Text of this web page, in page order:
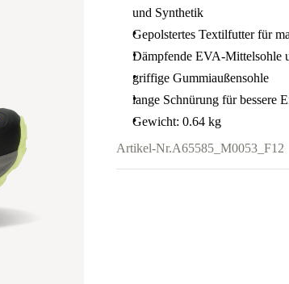
und Synthetik
Gepolstertes Textilfutter für
Dämpfende EVA-Mittelsohle
griffige Gummiaußensohle
lange Schnürung für bessere
Gewicht: 0.64 kg
Artikel-Nr.A65585_M0053_F12